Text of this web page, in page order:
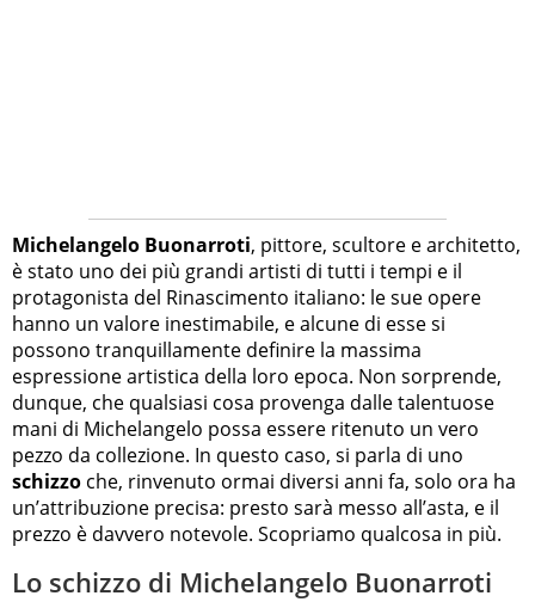
Michelangelo Buonarroti, pittore, scultore e architetto,
è stato uno dei più grandi artisti di tutti i tempi e il
protagonista del Rinascimento italiano: le sue opere
hanno un valore inestimabile, e alcune di esse si
possono tranquillamente definire la massima
espressione artistica della loro epoca. Non sorprende,
dunque, che qualsiasi cosa provenga dalle talentuose
mani di Michelangelo possa essere ritenuto un vero
pezzo da collezione. In questo caso, si parla di uno
schizzo che, rinvenuto ormai diversi anni fa, solo ora ha
un’attribuzione precisa: presto sarà messo all’asta, e il
prezzo è davvero notevole. Scopriamo qualcosa in più.
Lo schizzo di Michelangelo Buonarroti